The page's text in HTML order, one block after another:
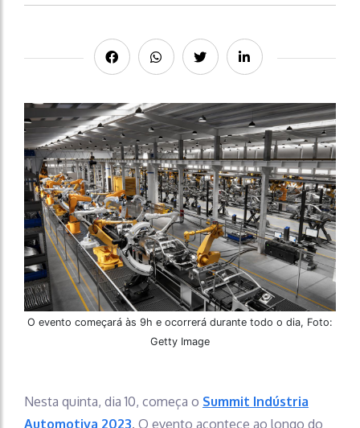
O evento começará às 9h e ocorrerá durante todo o dia, Foto:
Getty Image
Nesta quinta, dia 10, começa o Summit Indústria
Automotiva 2023. O evento acontece ao longo do